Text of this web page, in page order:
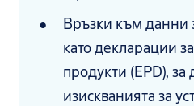
Връзки към данни
като декларации
продукти (EPD), за
изискванията за